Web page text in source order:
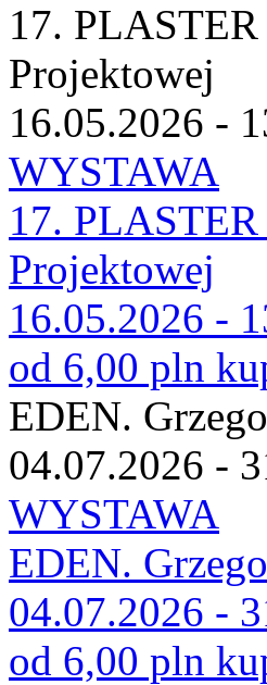
17.
Projektowej
16.05.2026 -
WYSTAWA
17.
Projektowej
16.05.2026 -
od 6,00 pln
EDEN.
04.07.2026 -
WYSTAWA
EDEN.
04.07.2026 -
od 6,00 pln